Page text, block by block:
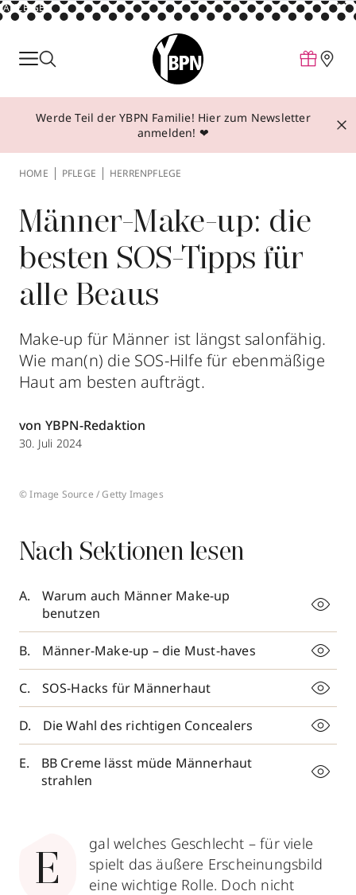
ANZEIGE
Parfum
Make-up
Behandlungen
Über YBPN
Aktionen
Storefinder
Werde Teil der YBPN Familie! Hier zum Newsletter
anmelden! ❤
HOME PFLEGE HERRENPFLEGE
Männer-Make-up: die
besten SOS-Tipps für
alle Beaus
Make-up für Männer ist längst salonfähig.
Wie man(n) die SOS-Hilfe für ebenmäßige
Haut am besten aufträgt.
von YBPN-Redaktion
30. Juli 2024
© Image Source / Getty Images
Nach Sektionen lesen
Warum auch Männer Make-up
benutzen
Männer-Make-up – die Must-haves
SOS-Hacks für Männerhaut
Die Wahl des richtigen Concealers
BB Creme lässt müde Männerhaut
strahlen
E
gal welches Geschlecht – für viele
spielt das äußere Erscheinungsbild
eine wichtige Rolle. Doch nicht